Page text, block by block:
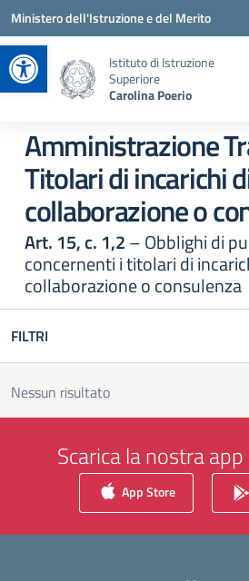
Apri la barra degli
Vai ai contenuti
Vai al menu di navigazione
Vai al footer
Ministero dell'Istruzione e del Merito
Istituto di Istruzione
Superiore
Carolina Poerio
Amministrazione
Titolari di incarichi
collaborazione o
Art. 15, c. 1,2– Obblighi di
concernenti i titolari di
collaborazione o consulenza
FILTRI
Nessun risultato
Scarica la nostra
App Store